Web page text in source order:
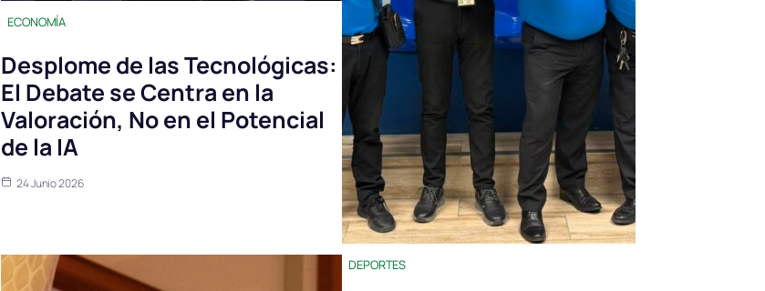
ECONOMÍA
Desplome de las Tecnológicas:
El Debate se Centra en la
Valoración, No en el Potencial
de la IA
24 Junio 2026
DEPORTES